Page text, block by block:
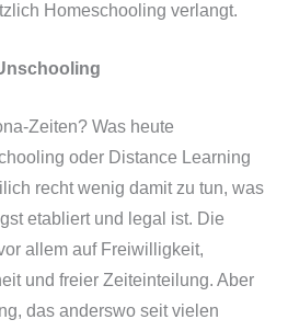
Homeschooling verlangt.
Zeiten? Was heute
oder Distance Learning
recht wenig damit zu tun, was
etabliert und legal ist. Die
allem auf Freiwilligkeit,
und freier Zeiteinteilung. Aber
das anderswo seit vielen